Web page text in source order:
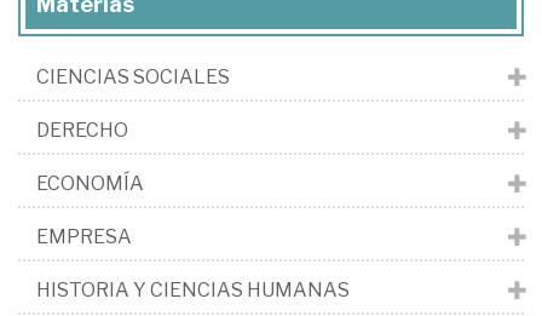
CIENCIAS SOCIALES
DERECHO
ECONOMÍA
EMPRESA
HISTORIA Y CIENCIAS HUMANAS